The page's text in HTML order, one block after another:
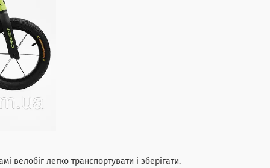
велобіг легко транспортувати і зберігати.